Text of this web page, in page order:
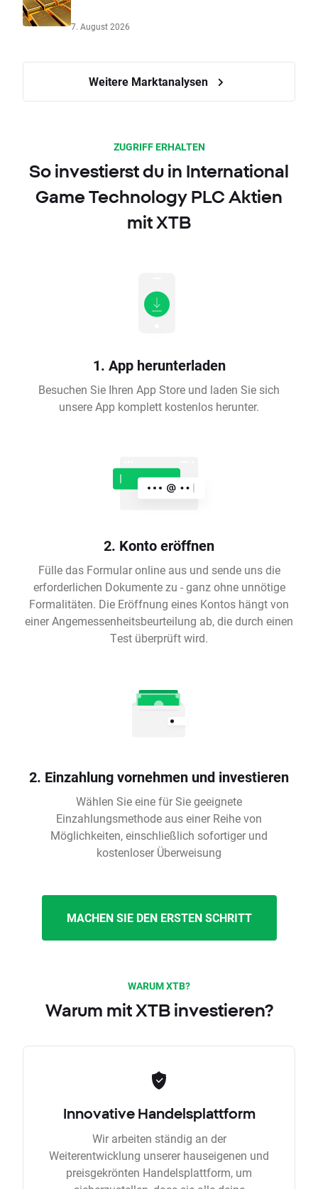
7. August 2026
Weitere Marktanalysen
ZUGRIFF ERHALTEN
So investierst du in International
Game Technology PLC Aktien
mit XTB
1. App herunterladen
Besuchen Sie Ihren App Store und laden Sie sich
unsere App komplett kostenlos herunter.
2. Konto eröffnen
Fülle das Formular online aus und sende uns die
erforderlichen Dokumente zu - ganz ohne unnötige
Formalitäten. Die Eröffnung eines Kontos hängt von
einer Angemessenheitsbeurteilung ab, die durch einen
Test überprüft wird.
2. Einzahlung vornehmen und investieren
Wählen Sie eine für Sie geeignete
Einzahlungsmethode aus einer Reihe von
Möglichkeiten, einschließlich sofortiger und
kostenloser Überweisung
MACHEN SIE DEN ERSTEN SCHRITT
WARUM XTB?
Warum mit XTB investieren?
Innovative Handelsplattform
Wir arbeiten ständig an der
Weiterentwicklung unserer hauseigenen und
preisgekrönten Handelsplattform, um